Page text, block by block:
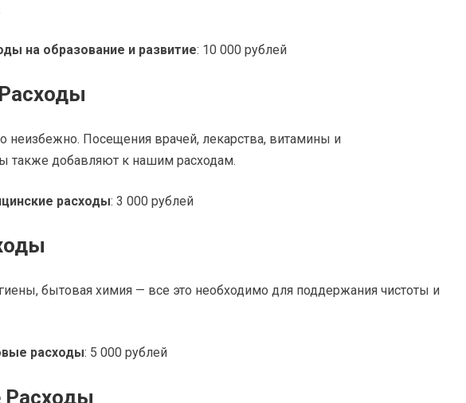
на образование и развитие: 10 000 рублей
неизбежно. Посещения врачей, лекарства, витамины и
также добавляют к нашим расходам.
расходы: 3 000 рублей
бытовая химия — все это необходимо для поддержания чистоты и
расходы: 5 000 рублей
Расходы